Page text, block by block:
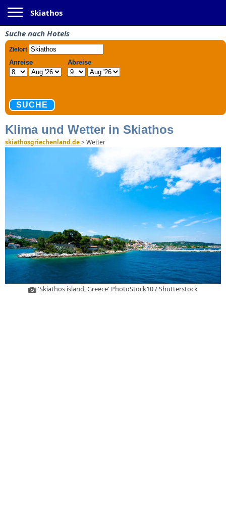
Skiathos
Suche nach Hotels
Klima und Wetter in Skiathos
skiathosgriechenland.de>Wetter
'Skiathos island, Greece' PhotoStock10 / Shutterstock